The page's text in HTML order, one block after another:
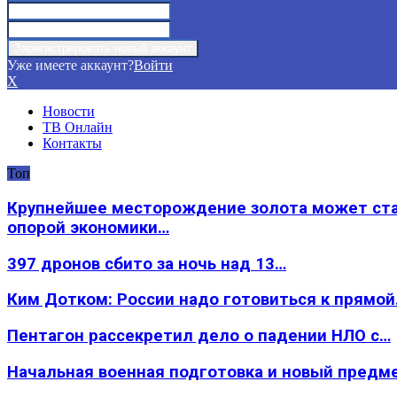
Уже имеете аккаунт?Войти
X
Новости
ТВ Онлайн
Контакты
Топ
Крупнейшее месторождение золота может
опорой экономики…
397 дронов сбито за ночь над 13…
Ким Дотком: России надо готовиться к
Пентагон рассекретил дело о падении НЛО с…
Начальная военная подготовка и новый